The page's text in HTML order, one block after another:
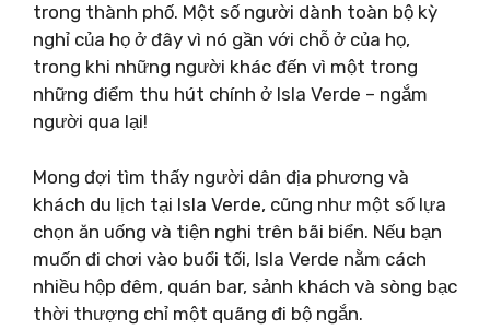
trong thành phố. Một số người dành toàn bộ kỳ
nghỉ của họ ở đây vì nó gần với chỗ ở của họ,
trong khi những người khác đến vì một trong
những điểm thu hút chính ở Isla Verde – ngắm
người qua lại!
Mong đợi tìm thấy người dân địa phương và
khách du lịch tại Isla Verde, cũng như một số lựa
chọn ăn uống và tiện nghi trên bãi biển. Nếu bạn
muốn đi chơi vào buổi tối, Isla Verde nằm cách
nhiều hộp đêm, quán bar, sảnh khách và sòng bạc
thời thượng chỉ một quãng đi bộ ngắn.